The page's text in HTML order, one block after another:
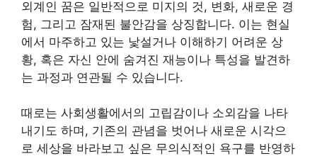
외계인 꿈은 일반적으로 미지의 것, 변화, 새로운 경
험, 그리고 잠재된 불안감을 상징합니다. 이는 현실
에서 마주하고 있는 낯설거나 이해하기 어려운 상
황, 혹은 자신 안에 숨겨진 재능이나 특성을 발견하
는 과정과 연관될 수 있습니다.
때로는 사회생활에서의 고립감이나 소외감을 나타
내기도 하며, 기존의 관념을 벗어나 새로운 시각으
로 세상을 바라보고 싶은 무의식적인 욕구를 반영하